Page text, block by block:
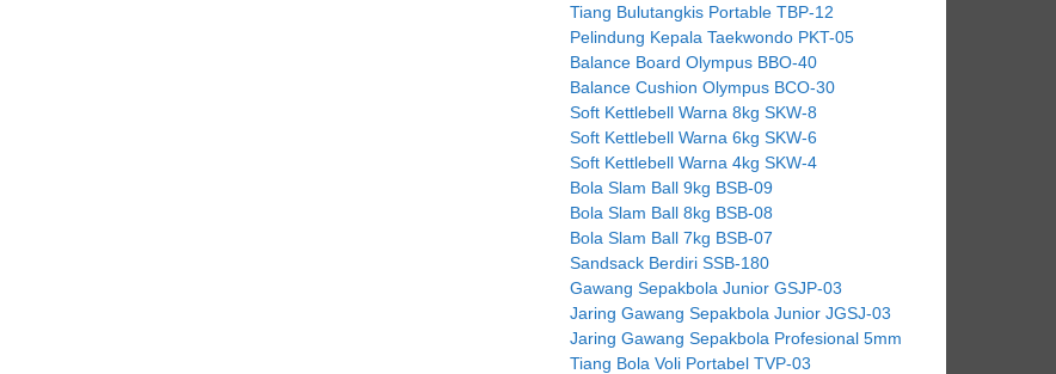
Tiang Bulutangkis Portable TBP-12
Pelindung Kepala Taekwondo PKT-05
Balance Board Olympus BBO-40
Balance Cushion Olympus BCO-30
Soft Kettlebell Warna 8kg SKW-8
Soft Kettlebell Warna 6kg SKW-6
Soft Kettlebell Warna 4kg SKW-4
Bola Slam Ball 9kg BSB-09
Bola Slam Ball 8kg BSB-08
Bola Slam Ball 7kg BSB-07
Sandsack Berdiri SSB-180
Gawang Sepakbola Junior GSJP-03
Jaring Gawang Sepakbola Junior JGSJ-03
Jaring Gawang Sepakbola Profesional 5mm
Tiang Bola Voli Portabel TVP-03